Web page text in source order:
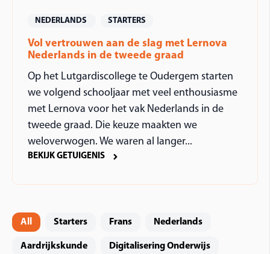
NEDERLANDS STARTERS
Vol vertrouwen aan de slag met Lernova
Nederlands in de tweede graad
Op het Lutgardiscollege te Oudergem starten
we volgend schooljaar met veel enthousiasme
met Lernova voor het vak Nederlands in de
tweede graad. Die keuze maakten we
weloverwogen. We waren al langer...
BEKIJK GETUIGENIS
All Starters Frans Nederlands
Aardrijkskunde Digitalisering Onderwijs